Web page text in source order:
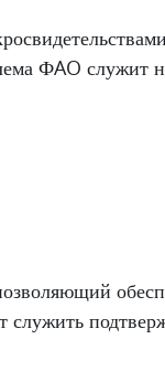
ФAO служит